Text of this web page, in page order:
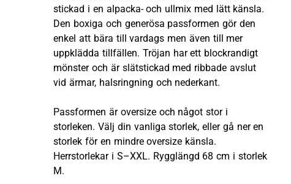
stickad i en alpacka- och ullmix med lätt känsla.
Den boxiga och generösa passformen gör den
enkel att bära till vardags men även till mer
uppklädda tillfällen. Tröjan har ett blockrandigt
mönster och är slätstickad med ribbade avslut
vid ärmar, halsringning och nederkant.
Passformen är oversize och något stor i
storleken. Välj din vanliga storlek, eller gå ner en
storlek för en mindre oversize känsla.
Herrstorlekar i S–XXL. Rygglängd 68 cm i storlek
M.